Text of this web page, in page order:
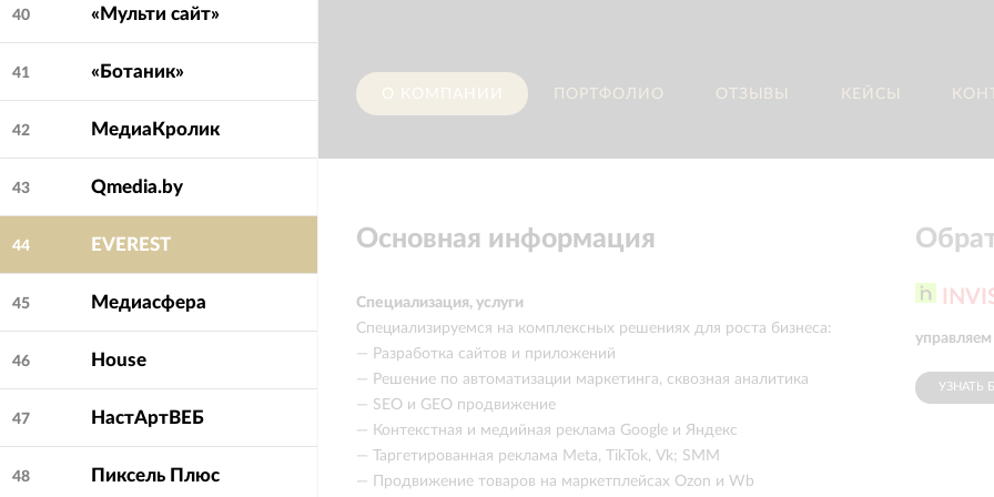
40 «Мульти сайт»
41 «Ботаник»
42 МедиаКролик
43 Qmedia.by
44 EVEREST
45 Медиасфера
46 House
47 НастАртВЕБ
48 Пиксель Плюс
О КОМПАНИИ ПОРТФОЛИО ОТЗЫВЫ КЕЙСЫ
Основная информация
Специализация, услуги
Специализируемся на комплексных решениях для роста бизнеса:
— Разработка сайтов и приложений
— Решение по автоматизации маркетинга, сквозная аналитика
— SEO и GEO продвижение
— Контекстная и медийная реклама Google и Яндекс
— Таргетированная реклама Meta, TikTok, Vk; SMM
— Продвижение товаров на маркетплейсах Ozon и Wb
УЗНАТЬ